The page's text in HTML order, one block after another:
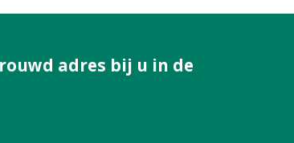
adres bij u in de